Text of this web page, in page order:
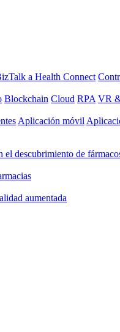
a Health Connect
Blockchain Cloud RPA VR
Aplicación móvil
el descubrimiento de
aumentada